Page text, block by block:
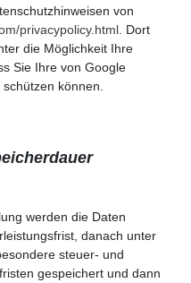
von
privacypolicy.html . Dort
die Möglichkeit Ihre
Sie Ihre von Google
können.
werden die Daten
danach unter
steuer- und
gespeichert und dann